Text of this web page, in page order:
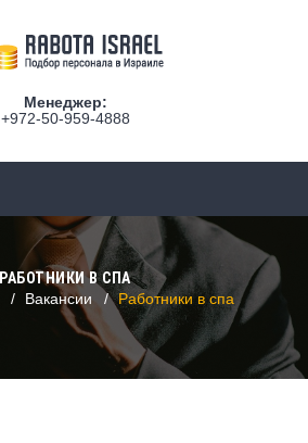
Менеджер:
+972-50-959-4888
РАБОТНИКИ В СПА
Вакансии Работники в спа